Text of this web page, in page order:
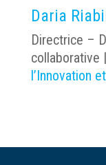
Daria
Directrice –
collaborative |
l’Innovation